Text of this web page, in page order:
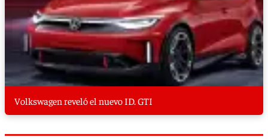
Volkswagen reveló el nuevo ID. GTI